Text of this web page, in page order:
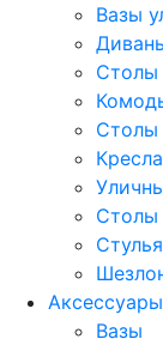
Вазы
Столы
Столы
Столы
Аксессуары
Вазы